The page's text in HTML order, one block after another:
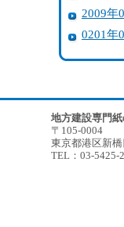
2009年
0201年
地方建設専門
〒105-0004
東京都港区新
TEL：03-5425-